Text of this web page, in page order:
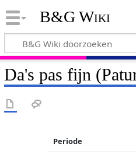
B&G Wiki
Da's pas fijn
Periode